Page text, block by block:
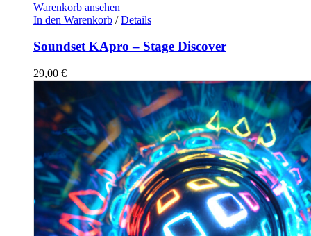
Warenkorb ansehen
In den Warenkorb / Details
Soundset KApro – Stage Discover
29,00 €